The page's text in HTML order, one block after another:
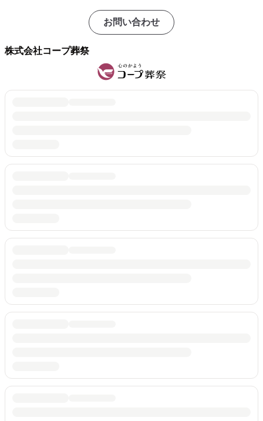
お問い合わせ
株式会社コープ葬祭